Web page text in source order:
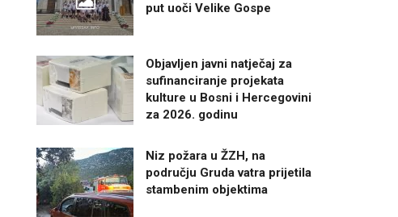
put uoči Velike Gospe
Objavljen javni natječaj za
sufinanciranje projekata
kulture u Bosni i Hercegovini
za 2026. godinu
Niz požara u ŽZH, na
području Gruda vatra prijetila
stambenim objektima